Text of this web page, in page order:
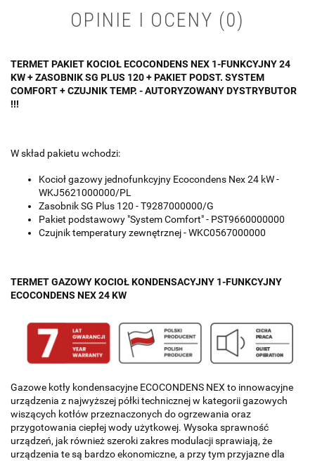
OPINIE I OCENY (0)
TERMET PAKIET KOCIOŁ ECOCONDENS NEX 1-FUNKCYJNY 24
KW + ZASOBNIK SG PLUS 120 + PAKIET PODST. SYSTEM
COMFORT + CZUJNIK TEMP. - AUTORYZOWANY DYSTRYBUTOR
!!!
W skład pakietu wchodzi:
Kocioł gazowy jednofunkcyjny Ecocondens Nex 24 kW -
WKJ5621000000/PL
Zasobnik SG Plus 120 - T9287000000/G
Pakiet podstawowy "System Comfort" - PST9660000000
Czujnik temperatury zewnętrznej - WKC0567000000
TERMET GAZOWY KOCIOŁ KONDENSACYJNY 1-FUNKCYJNY
ECOCONDENS NEX 24 KW
Gazowe kotły kondensacyjne ECOCONDENS NEX to innowacyjne
urządzenia z najwyższej półki technicznej w kategorii gazowych
wiszących kotłów przeznaczonych do ogrzewania oraz
przygotowania ciepłej wody użytkowej. Wysoka sprawność
urządzeń, jak również szeroki zakres modulacji sprawiają, że
urządzenia te są bardzo ekonomiczne, a przy tym przyjazne dla